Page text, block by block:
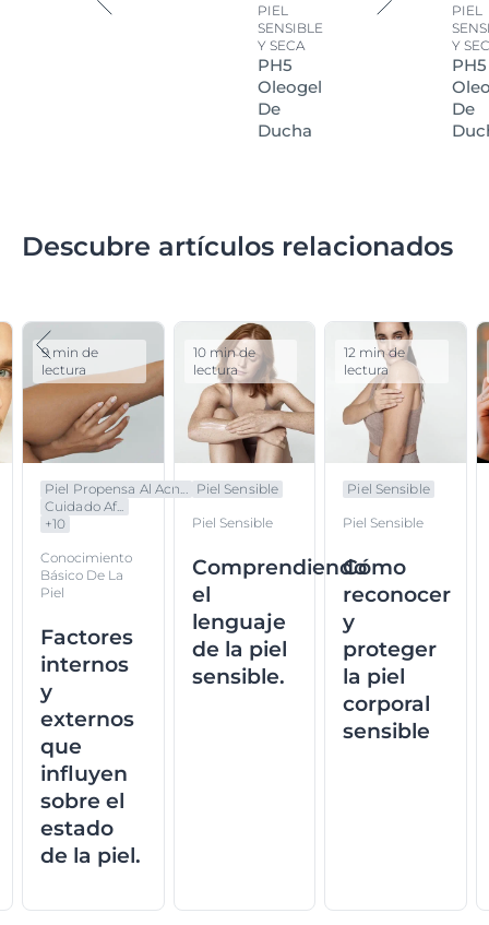
PIEL
SENSIBLE
Y SECA
PH5
Oleogel
De
Ducha
PIEL
Y
PH5
De
Descubre artículos relacionados
Piel Propensa Al Acn...
Cuidado Af...
+10
Conocimiento
Básico De La
Piel
Factores
internos
y
externos
que
influyen
sobre el
estado
de la piel.
9 min de
lectura
Piel Sensible
Piel Sensible
Comprendiendo
el
lenguaje
de la piel
sensible.
10 min de
lectura
Piel Sensible
Piel Sensible
Cómo
reconocer
y
proteger
la piel
corporal
sensible
12 min de
lectura